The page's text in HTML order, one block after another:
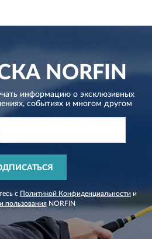
NORFIN
информацию о эксклюзивных
событиях и многом другом
с Политикой Конфиденциальности и
пользованияNORFIN